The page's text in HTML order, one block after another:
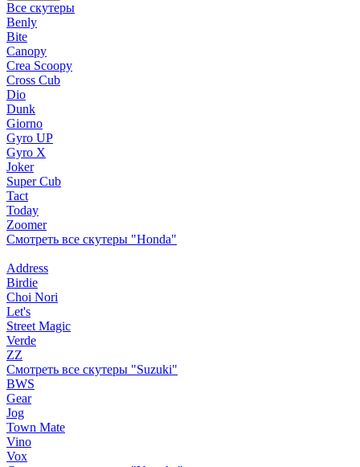
Все скутеры
Benly
Bite
Canopy
Crea Scoopy
Cross Cub
Dio
Dunk
Giorno
Gyro UP
Gyro X
Joker
Super Cub
Tact
Today
Zoomer
Смотреть все скутеры "Honda"
Address
Birdie
Choi Nori
Let's
Street Magic
Verde
ZZ
Смотреть все скутеры "Suzuki"
BWS
Gear
Jog
Town Mate
Vino
Vox